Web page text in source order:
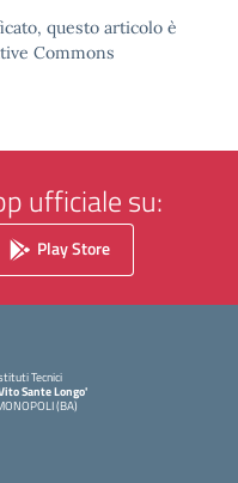
questo articolo è
Commons
ufficiale su:
Play Store
Tecnici
Sante Longo'
(BA)